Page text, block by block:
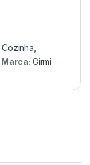
Cozinha
Marca: Girmi